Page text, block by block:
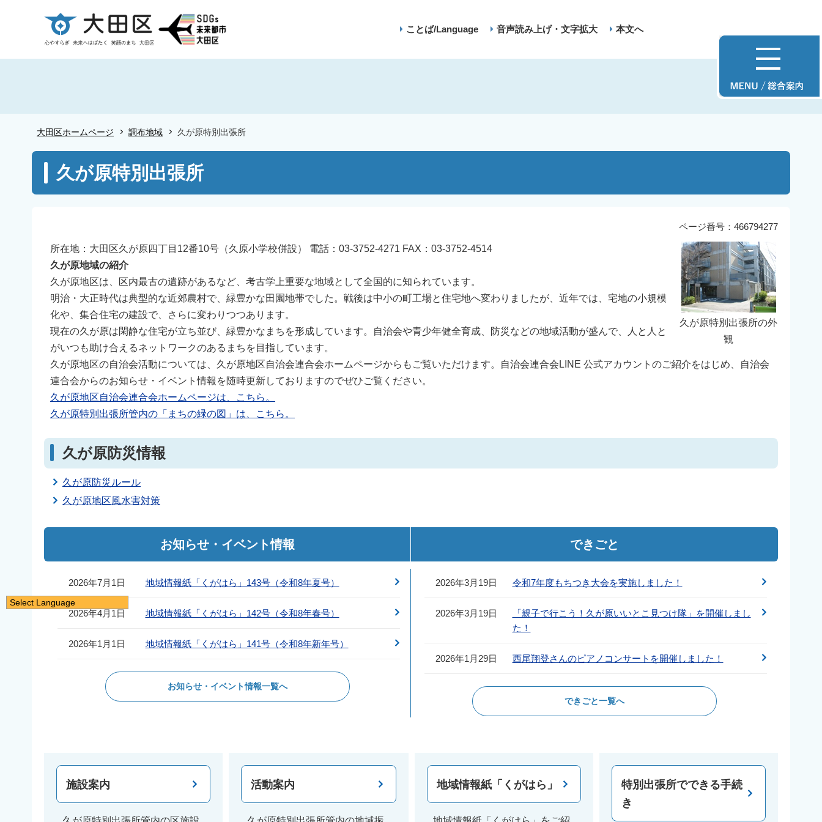
ー
ことば/Language 音声読み上げ・文字拡大 本文へ
大田区ホームページ 調布地域 久が原特別出張所
こ
久が原特別出張所
ページ番号：466794277
久が原特別出張所の外
観
所在地：大田区久が原四丁目12番10号（久原小学校併設） 電話：03-3752-4271 FAX：03-3752-4514
久が原地域の紹介
久が原地区は、区内最古の遺跡があるなど、考古学上重要な地域として全国的に知られています。
明治・大正時代は典型的な近郊農村で、緑豊かな田園地帯でした。戦後は中小の町工場と住宅地へ変わりましたが、近年では、宅地の小規模
化や、集合住宅の建設で、さらに変わりつつあります。
現在の久が原は閑静な住宅が立ち並び、緑豊かなまちを形成しています。自治会や青少年健全育成、防災などの地域活動が盛んで、人と人と
がいつも助け合えるネットワークのあるまちを目指しています。
久が原地区の自治会活動については、久が原地区自治会連合会ホームページからもご覧いただけます。自治会連合会LINE 公式アカウントのご紹介をはじめ、自治会
連合会からのお知らせ・イベント情報を随時更新しておりますのでぜひご覧ください。
久が原地区自治会連合会ホームページは、こちら。
久が原特別出張所管内の「まちの緑の図」は、こちら。
久が原防災情報
久が原防災ルール
久が原地区風水害対策
お知らせ・イベント情報
2026年7月1日 地域情報紙「くがはら」143号（令和8年夏号）
2026年4月1日 地域情報紙「くがはら」142号（令和8年春号）
2026年1月1日 地域情報紙「くがはら」141号（令和8年新年号）
お知らせ・イベント情報一覧へ
できごと
2026年3月19日 令和7年度もちつき大会を実施しました！
2026年3月19日
「親子で行こう！久が原いいとこ見つけ隊」を開催しまし
た！
2026年1月29日 西尾翔登さんのピアノコンサートを開催しました！
できごと一覧へ
施設案内 活動案内 地域情報紙「くがはら」
特別出張所でできる手続
き
Select Language